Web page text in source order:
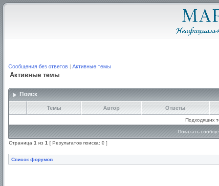
Сообщения без ответов | Активные темы
Активные темы
Поиск
Темы Автор Ответы
Подходящих
Показать
Страница 1 из 1 [ Результатов поиска: 0 ]
Список форумов